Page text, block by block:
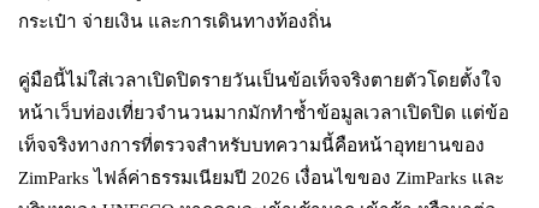
กระเป๋า จ่ายเงิน และการเดินทางท้องถิ่น
คู่มือนี้ไม่ใส่เวลาเปิดปิดรายวันเป็นข้อเท็จจริงตายตัวโดยตั้งใจ
หน้าเว็บท่องเที่ยวจำนวนมากมักทำซ้ำข้อมูลเวลาเปิดปิด แต่ข้อ
เท็จจริงทางการที่ตรวจสำหรับบทความนี้คือหน้าอุทยานของ
ZimParks ไฟล์ค่าธรรมเนียมปี 2026 เงื่อนไขของ ZimParks และ